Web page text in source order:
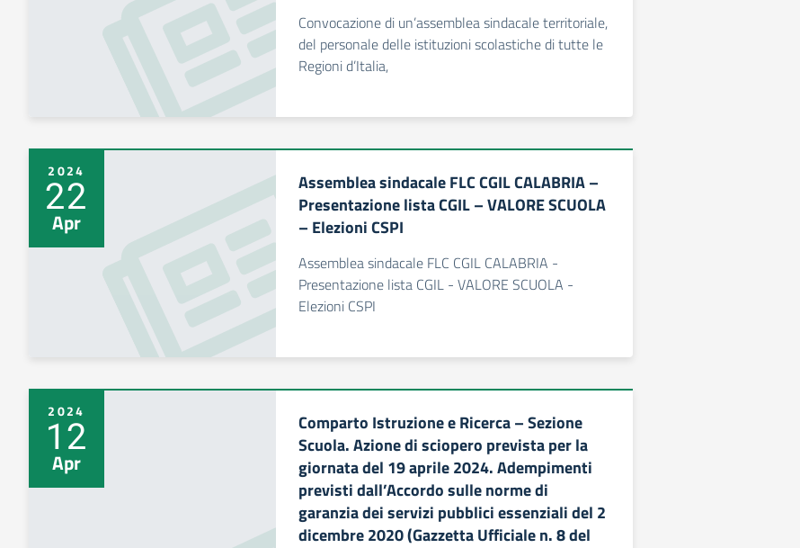
Convocazione di un’assemblea sindacale territoriale,
del personale delle istituzioni scolastiche di tutte le
Regioni d’Italia,
2024
22
Apr
Assemblea sindacale FLC CGIL CALABRIA –
Presentazione lista CGIL – VALORE SCUOLA
– Elezioni CSPI
Assemblea sindacale FLC CGIL CALABRIA -
Presentazione lista CGIL - VALORE SCUOLA -
Elezioni CSPI
2024
12
Apr
Comparto Istruzione e Ricerca – Sezione
Scuola. Azione di sciopero prevista per la
giornata del 19 aprile 2024. Adempimenti
previsti dall’Accordo sulle norme di
garanzia dei servizi pubblici essenziali del 2
dicembre 2020 (Gazzetta Ufficiale n. 8 del